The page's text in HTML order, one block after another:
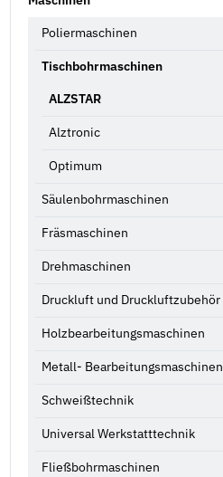
Poliermaschinen
Tischbohrmaschinen
ALZSTAR
Alztronic
Optimum
Säulenbohrmaschinen
Fräsmaschinen
Drehmaschinen
Druckluft und Druckluftzubehör
Holzbearbeitungsmaschinen
Metall- Bearbeitungsmaschinen
Schweißtechnik
Universal Werkstatttechnik
Fließbohrmaschinen